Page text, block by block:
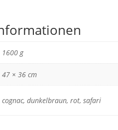
1600 g
47 × 36 cm
cognac, dunkelbraun, rot, safari